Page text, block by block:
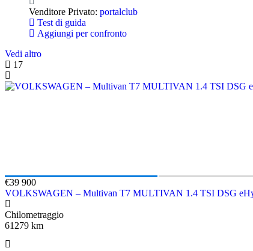
Venditore Privato: portalclub
Test di guida
Aggiungi per confronto
Vedi altro
17
€39 900
VOLKSWAGEN – Multivan T7 MULTIVAN 1.4 TSI DSG
Chilometraggio
61279 km